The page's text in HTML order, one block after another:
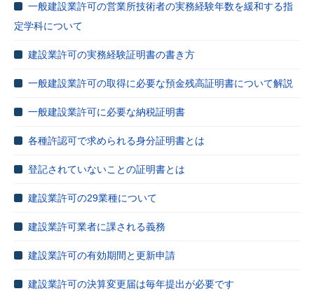
一般建設業許可の営業所技術者の実務経験年数を緩和する指
定学科について
建設業許可の実務経験証明書の書き方
一般建設業許可の取得に必要な預金残高証明書について解説
一般建設業許可に必要な納税証明書
各種許認可で求められる身分証明書とは
登記されていないことの証明書とは
建設業許可の29業種について
建設業許可業者に課される義務
建設業許可の有効期間と更新申請
建設業許可の決算変更届は毎年提出が必要です